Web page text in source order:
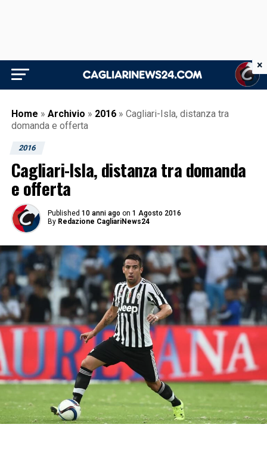
Home » Archivio » 2016 » Cagliari-Isla, distanza tra
domanda e offerta
2016
Cagliari-Isla, distanza tra domanda
e offerta
Published 10 anni ago on 1 Agosto 2016
By Redazione CagliariNews24
×